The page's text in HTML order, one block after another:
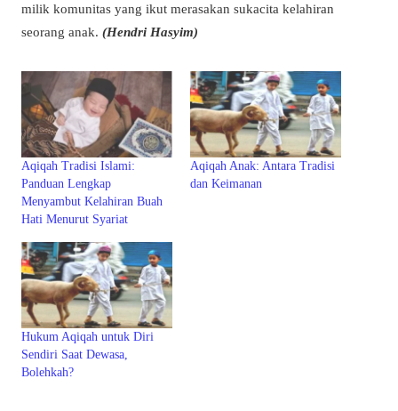
milik komunitas yang ikut merasakan sukacita kelahiran
seorang anak. (Hendri Hasyim)
Aqiqah Tradisi Islami:
Panduan Lengkap
Menyambut Kelahiran Buah
Hati Menurut Syariat
Aqiqah Anak: Antara Tradisi
dan Keimanan
Hukum Aqiqah untuk Diri
Sendiri Saat Dewasa,
Bolehkah?